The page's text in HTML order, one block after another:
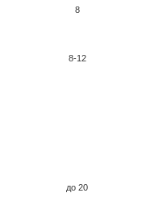
8
8-12
до 20